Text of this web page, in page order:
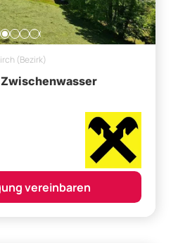
(Bezirk)
vereinbaren